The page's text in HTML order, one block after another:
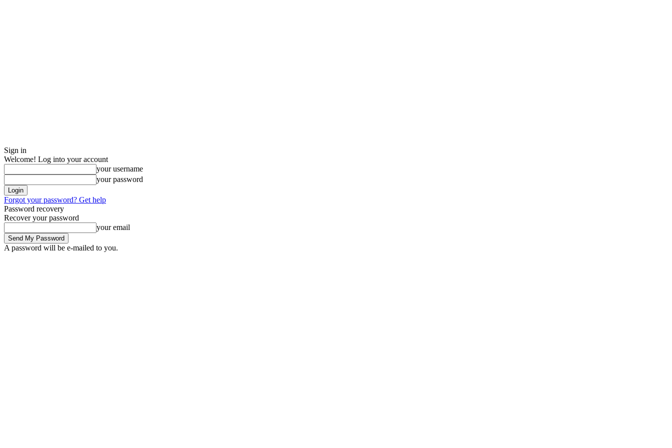
Sign in
Welcome! Log into your account
your username
your password
Forgot your password? Get help
Password recovery
Recover your password
your email
A password will be e-mailed to you.